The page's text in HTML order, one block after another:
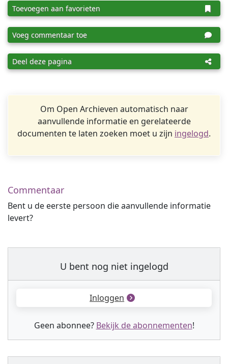
Toevoegen aan favorieten
Voeg commentaar toe
Deel deze pagina
Om Open Archieven automatisch naar
aanvullende informatie en gerelateerde
documenten te laten zoeken moet u zijn ingelogd.
Commentaar
Bent u de eerste persoon die aanvullende informatie
levert?
U bent nog niet ingelogd
Inloggen
Geen abonnee? Bekijk de abonnementen!